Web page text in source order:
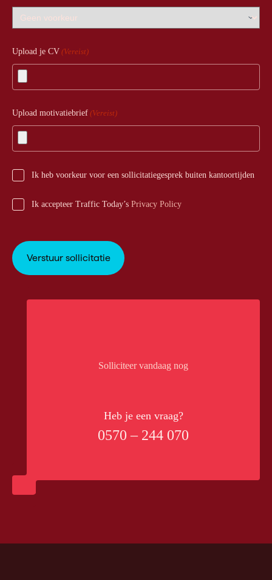
Upload je CV (Vereist)
Upload motivatiebrief (Vereist)
Ik heb voorkeur voor een sollicitatiegesprek buiten kantoortijden
Ik accepteer Traffic Today’s Privacy Policy
Solliciteer vandaag nog
Heb je een vraag?
0570 – 244 070